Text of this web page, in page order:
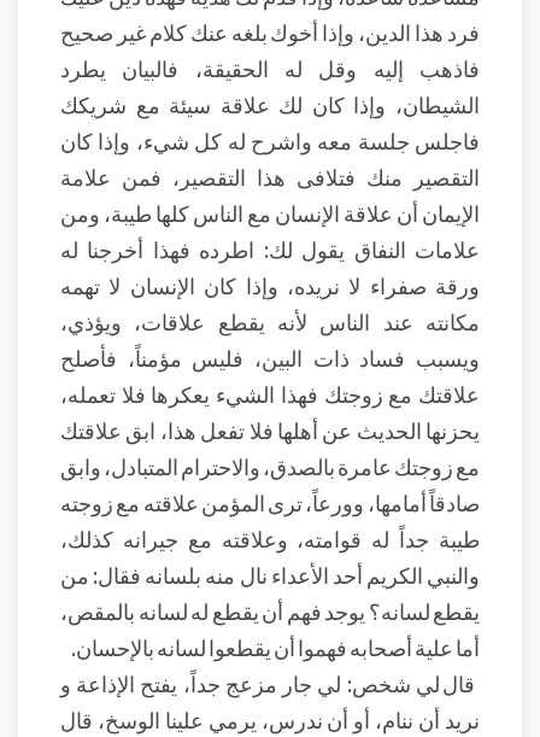
فرد هذا الدين، وإذا أخوك بلغه عنك كلام غير صحيح
فاذهب إليه وقل له الحقيقة، فالبيان يطرد
الشيطان، وإذا كان لك علاقة سيئة مع شريكك
فاجلس جلسة معه واشرح له كل شيء، وإذا كان
التقصير منك فتلافى هذا التقصير، فمن علامة
الإيمان أن علاقة الإنسان مع الناس كلها طيبة، ومن
علامات النفاق يقول لك: اطرده فهذا أخرجنا له
ورقة صفراء لا نريده، وإذا كان الإنسان لا تهمه
مكانته عند الناس لأنه يقطع علاقات، ويؤذي،
ويسبب فساد ذات البين، فليس مؤمناً، فأصلح
علاقتك مع زوجتك فهذا الشيء يعكرها فلا تعمله،
يحزنها الحديث عن أهلها فلا تفعل هذا، ابق علاقتك
مع زوجتك عامرة بالصدق، والاحترام المتبادل، وابق
صادقاً أمامها، وورعاً، ترى المؤمن علاقته مع زوجته
طيبة جداً له قوامته، وعلاقته مع جيرانه كذلك،
والنبي الكريم أحد الأعداء نال منه بلسانه فقال: من
يقطع لسانه؟ يوجد فهم أن يقطع له لسانه بالمقص،
أما علية أصحابه فهموا أن يقطعوا لسانه بالإحسان.
قال لي شخص: لي جار مزعج جداً، يفتح الإذاعة و
نريد أن ننام، أو أن ندرس، يرمي علينا الوسخ، قال